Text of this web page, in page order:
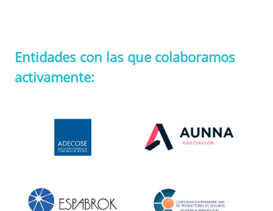
Entidades con las que colaboramos
activamente: